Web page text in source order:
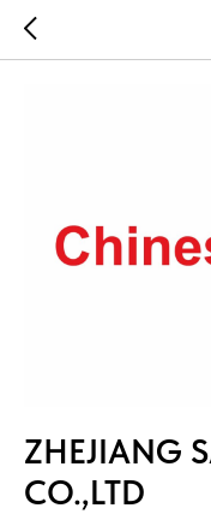
ZHEJIANG
CO.,LTD